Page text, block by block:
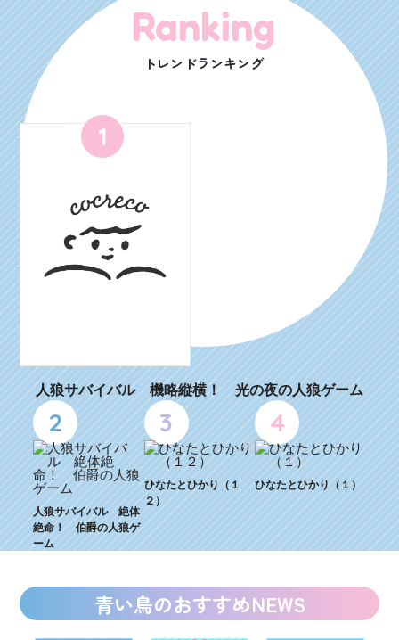
Ranking
トレンドランキング
1
人狼サバイバル 機略縦横！ 光の夜の人狼ゲーム
2
人狼サバイバル 絶体
絶命！ 伯爵の人狼ゲ
ーム
3
ひなたとひかり（１
２）
4
ひなたとひかり（１）
青い鳥のおすすめNEWS